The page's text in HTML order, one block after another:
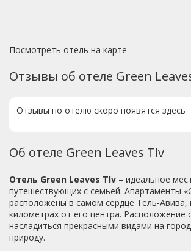
Посмотреть отель на карте
Отзывы об отеле Green
Отзывы по отелю скоро появятся здесь
Об отеле Green Leaves Tlv
Отель Green Leaves Tlv – идеальное
путешествующих с семьей. Апартаменты
расположены в самом сердце Тель-Авива,
километрах от его центра. Расположение
насладиться прекрасными видами на
природу.